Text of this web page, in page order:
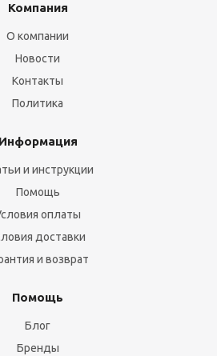
Компания
О компании
Новости
Контакты
Политика
Информация
и инструкции
Помощь
оплаты
доставки
и возврат
Помощь
Блог
Бренды